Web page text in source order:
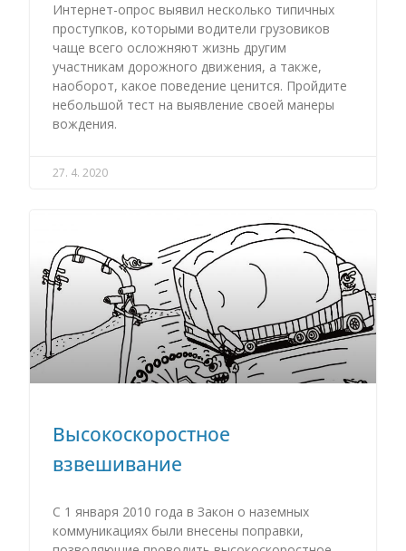
Интернет-опрос выявил несколько типичных
проступков, которыми водители грузовиков
чаще всего осложняют жизнь другим
участникам дорожного движения, а также,
наоборот, какое поведение ценится. Пройдите
небольшой тест на выявление своей манеры
вождения.
27. 4. 2020
Высокоскоростное
взвешивание
С 1 января 2010 года в Закон о наземных
коммуникациях были внесены поправки,